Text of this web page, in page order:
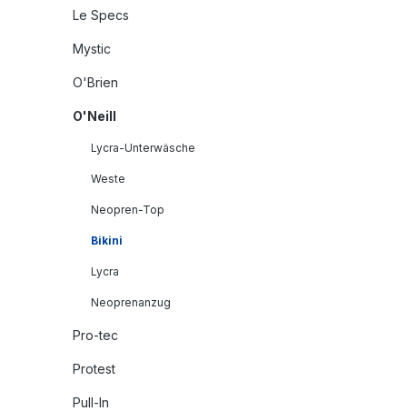
Le Specs
Mystic
O'Brien
O'Neill
Lycra-Unterwäsche
Weste
Neopren-Top
Bikini
Lycra
Neoprenanzug
Pro-tec
Protest
Pull-In